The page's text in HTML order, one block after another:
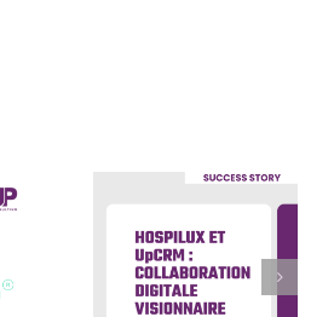
UpCRM :
collaboration